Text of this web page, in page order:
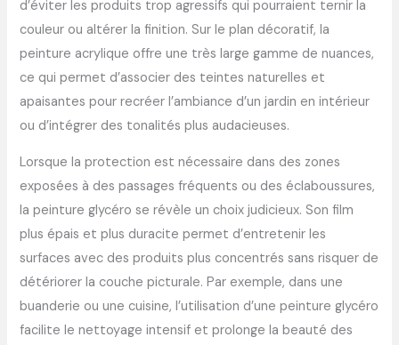
d’éviter les produits trop agressifs qui pourraient ternir la
couleur ou altérer la finition. Sur le plan décoratif, la
peinture acrylique offre une très large gamme de nuances,
ce qui permet d’associer des teintes naturelles et
apaisantes pour recréer l’ambiance d’un jardin en intérieur
ou d’intégrer des tonalités plus audacieuses.
Lorsque la protection est nécessaire dans des zones
exposées à des passages fréquents ou des éclaboussures,
la peinture glycéro se révèle un choix judicieux. Son film
plus épais et plus duracite permet d’entretenir les
surfaces avec des produits plus concentrés sans risquer de
détériorer la couche picturale. Par exemple, dans une
buanderie ou une cuisine, l’utilisation d’une peinture glycéro
facilite le nettoyage intensif et prolonge la beauté des